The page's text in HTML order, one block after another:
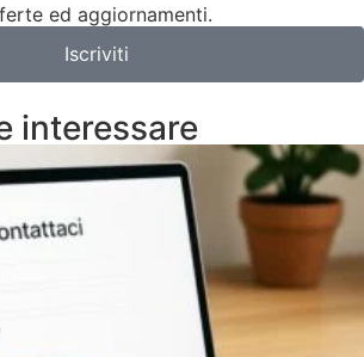
ed aggiornamenti.
Iscriviti
interessare